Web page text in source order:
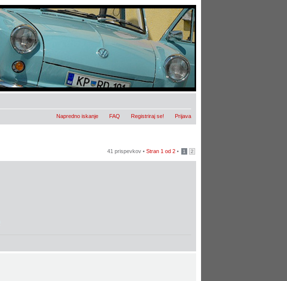
Napredno iskanje FAQ Registriraj se! Prijava
41 prispevkov • Stran 1 od 2• 1 2